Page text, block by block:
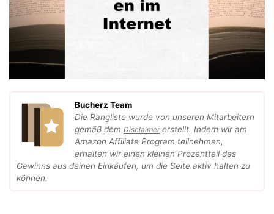
Bucherz Team
Die Rangliste wurde von unseren Mitarbeitern
gemäß dem Disclaimererstellt. Indem wir am
Amazon Affiliate Program teilnehmen,
erhalten wir einen kleinen Prozentteil des
Gewinns aus deinen Einkäufen, um die Seite aktiv halten zu
können.